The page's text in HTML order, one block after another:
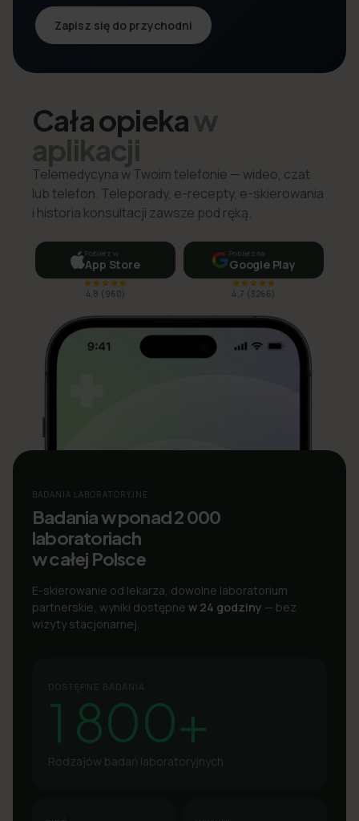
Zapisz się do przychodni
Cała opiekaw
aplikacji
Telemedycyna w Twoim telefonie — wideo, czat
lub telefon. Teleporady, e-recepty, e-skierowania
i historia konsultacji zawsze pod ręką.
Pobierz w
App Store
4,8 ( 960)
Pobierz na
Google Play
4,7 (3266)
BADANIA LABORATORYJNE
Badania w ponad 2 000
laboratoriach
w całej Polsce
E-skierowanie od lekarza, dowolne laboratorium
partnerskie, wyniki dostępne w 24 godziny — bez
wizyty stacjonarnej.
DOSTĘPNE BADANIA
1 800+
Rodzajów badań laboratoryjnych